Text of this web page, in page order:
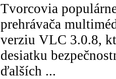
Tvorcovia
prehrávača
verziu VLC 3.0.8,
desiatku
ďalších ...